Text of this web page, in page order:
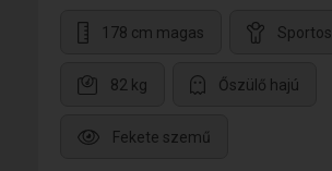
178 cm magas Sportos
82 kg Őszülő hajú
Fekete szemű